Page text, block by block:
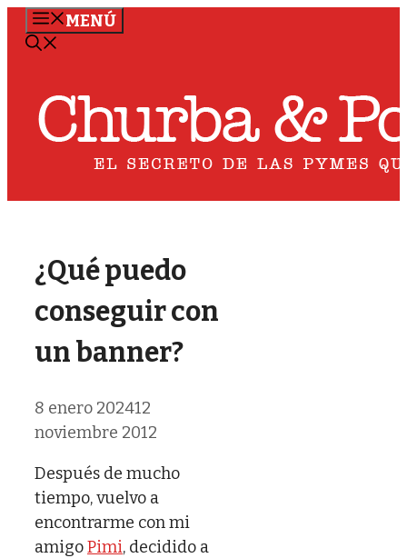
Saltar
MENÚ
¿Qué puedo
conseguir con
un banner?
8 enero 202412
noviembre 2012
Después de mucho
tiempo, vuelvo a
encontrarme con mi
amigoPimi, decidido a